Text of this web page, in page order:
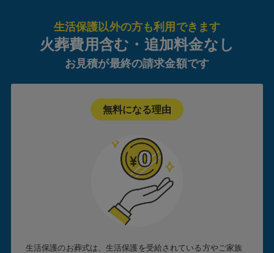
生活保護以外の方も利用できます
火葬費用含む・追加料金なし
お見積が最終の請求金額です
無料になる理由
生活保護のお葬式は、生活保護を受給されている方やご家族